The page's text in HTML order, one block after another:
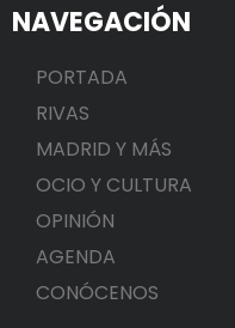
NAVEGACIÓN
PORTADA
RIVAS
MADRID Y MÁS
OCIO Y CULTURA
OPINIÓN
AGENDA
CONÓCENOS